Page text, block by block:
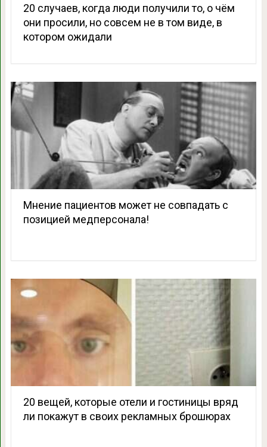
20 случаев, когда люди получили то, о чём
они просили, но совсем не в том виде, в
котором ожидали
Мнение пациентов может не совпадать с
позицией медперсонала!
20 вещей, которые отели и гостиницы вряд
ли покажут в своих рекламных брошюрах